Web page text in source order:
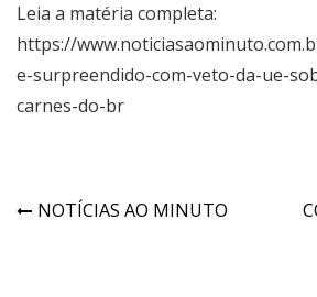
Leia a matéria completa:
https://
e-surpreendido-com-veto-da-ue-
carnes-do-br
NOTÍCIAS AO MINUTO